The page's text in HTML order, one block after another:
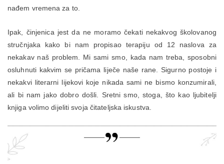
nađem vremena za to.
Ipak, činjenica jest da ne moramo čekati nekakvog školovanog
stručnjaka kako bi nam propisao terapiju od 12 naslova za
nekakav naš problem. Mi sami smo, kada nam treba, sposobni
osluhnuti kakvim se pričama liječe naše rane. Sigurno postoje i
nekakvi literarni lijekovi koje nikada sami ne bismo konzumirali,
ali bi nam jako dobro došli. Sretni smo, stoga, što kao ljubitelji
knjiga volimo dijeliti svoja čitateljska iskustva.